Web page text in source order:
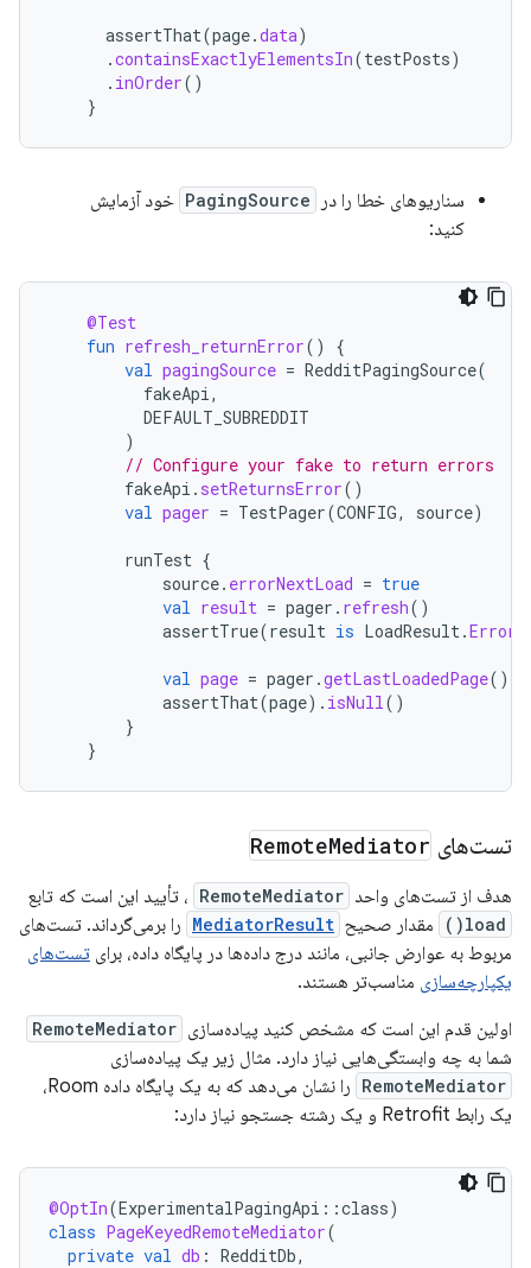
assertThat(page.data)
.containsExactlyElementsIn(testPosts)
. inOrder()
}
سناریوهای خطا را در PagingSource خود آزمایش
کنید:
@Test
fun refresh_returnError()
{
val pagingSource = RedditPagingSource(
fakeApi,
DEFAULT_SUBREDDIT
)
// Configure your fake to return errors
fakeApi . setReturnsError()
val pager = TestPager(CONFIG, source)
runTest {
source. errorNextLoad = true
val result = pager . refresh()
assertTrue(result is LoadResult.Error
val page = pager .getLastLoadedPage()
assertThat(page). isNull()
}
}
تست‌های RemoteMediator
هدف از تست‌های واحد RemoteMediator ، تأیید این است که تابع
load() مقدار صحیح MediatorResult را برمی‌گرداند. تست‌های
مربوط به عوارض جانبی، مانند درج داده‌ها در پایگاه داده، برای تست‌های
یکپارچه‌سازی مناسب‌تر هستند.
اولین قدم این است که مشخص کنید پیاده‌سازی RemoteMediator
شما به چه وابستگی‌هایی نیاز دارد. مثال زیر یک پیاده‌سازی
RemoteMediator
را نشان می‌دهد که به یک پایگاه داده Room،
یک رابط Retrofit و یک رشته جستجو نیاز دارد:
@OptIn(ExperimentalPagingApi ::class)
class PageKeyedRemoteMediator(
private val db : RedditDb,